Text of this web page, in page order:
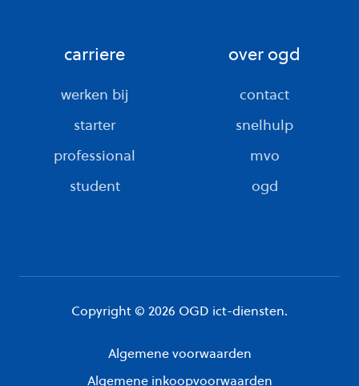
carriere
werken bij
starter
professional
student
over ogd
contact
snelhulp
mvo
ogd
Copyright © 2026 OGD ict-diensten.
Algemene voorwaarden
Algemene inkoopvoorwaarden